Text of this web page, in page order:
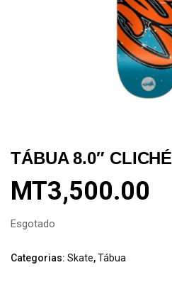
TÁBUA 8.0″ CLICHÉ
MT3,500.00
Esgotado
Categorias: Skate,Tábua